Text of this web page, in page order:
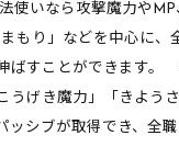
使いなら攻撃魔力や
もり」などを中心に、
ばすことができます。
うげき魔力」「きよう
ッシブが取得でき、全